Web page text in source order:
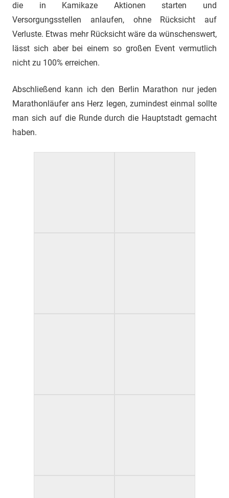
die in Kamikaze Aktionen starten und
Versorgungsstellen anlaufen, ohne Rücksicht auf
Verluste. Etwas mehr Rücksicht wäre da wünschenswert,
lässt sich aber bei einem so großen Event vermutlich
nicht zu 100% erreichen.
Abschließend kann ich den Berlin Marathon nur jeden
Marathonläufer ans Herz legen, zumindest einmal sollte
man sich auf die Runde durch die Hauptstadt gemacht
haben.